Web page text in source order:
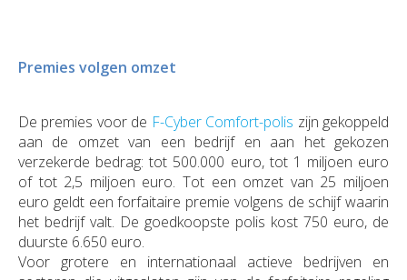
Premies volgen omzet
De premies voor de F-Cyber Comfort-polis zijn gekoppeld
aan de omzet van een bedrijf en aan het gekozen
verzekerde bedrag: tot 500.000 euro, tot 1 miljoen euro
of tot 2,5 miljoen euro. Tot een omzet van 25 miljoen
euro geldt een forfaitaire premie volgens de schijf waarin
het bedrijf valt. De goedkoopste polis kost 750 euro, de
duurste 6.650 euro.
Voor grotere en internationaal actieve bedrijven en